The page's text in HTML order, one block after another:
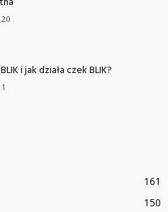
i jak działa czek BLIK?
161
150